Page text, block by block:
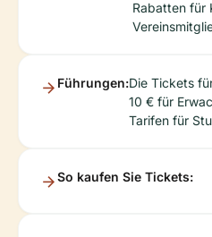
Rabatten für
Führungen:Die Tickets
10 € für
Tarifen für
So kaufen Sie Tickets: